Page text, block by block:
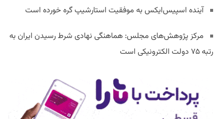
آینده اسپیس‌ایکس به موفقیت استارشیپ گره خورده است
مرکز پژوهش‌های مجلس: هماهنگی نهادی شرط رسیدن ایران به
رتبه ۷۵ دولت الکترونیکی است